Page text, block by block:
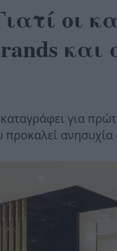
οι
και
για